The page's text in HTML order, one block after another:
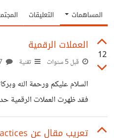
المساهمات التعليقات
12
العملات الرقمية
قبل 5 سنوات تقنية
في عملة البتكوين ثم تلتها
العملة كورقة بحيثة لشخص
تعريب مقال عن Laravel Best Practices